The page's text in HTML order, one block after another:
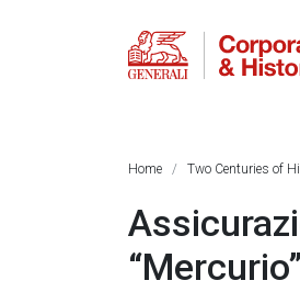
Home Two Centuries of